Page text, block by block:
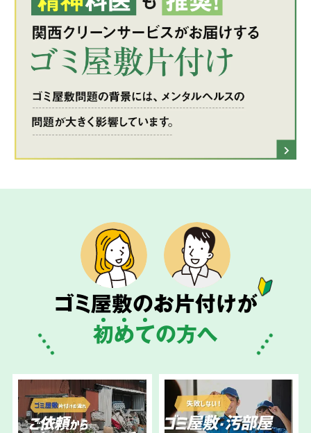
ゴミ屋敷のお片付けが
初めての方へ